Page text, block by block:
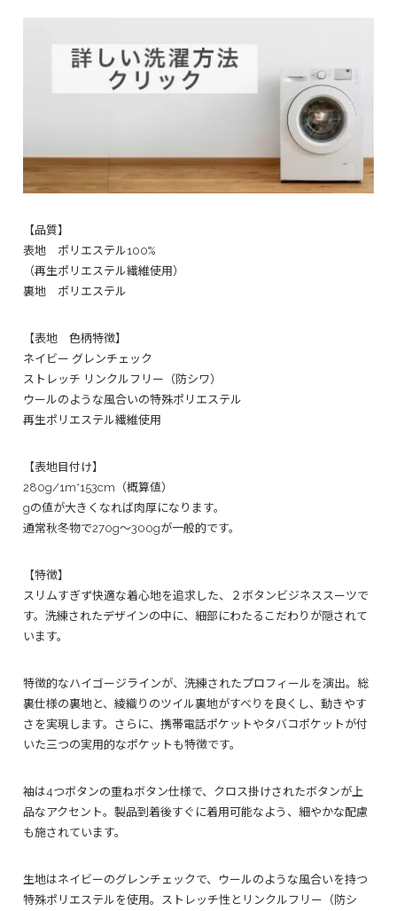
【品質】
表地 ポリエステル100%
（再生ポリエステル繊維使用）
裏地 ポリエステル
【表地 色柄特徴】
ネイビー グレンチェック
ストレッチ リンクルフリー（防シワ）
ウールのような風合いの特殊ポリエステル
再生ポリエステル繊維使用
【表地目付け】
280g/1m*153cm（概算値）
gの値が大きくなれば肉厚になります。
通常秋冬物で270g～300gが一般的です。
【特徴】
スリムすぎず快適な着心地を追求した、２ボタンビジネススーツで
す。洗練されたデザインの中に、細部にわたるこだわりが隠されて
います。
特徴的なハイゴージラインが、洗練されたプロフィールを演出。総
裏仕様の裏地と、綾織りのツイル裏地がすべりを良くし、動きやす
さを実現します。さらに、携帯電話ポケットやタバコポケットが付
いた三つの実用的なポケットも特徴です。
袖は4つボタンの重ねボタン仕様で、クロス掛けされたボタンが上
品なアクセント。製品到着後すぐに着用可能なよう、細やかな配慮
も施されています。
生地はネイビーのグレンチェックで、ウールのような風合いを持つ
特殊ポリエステルを使用。ストレッチ性とリンクルフリー（防シ